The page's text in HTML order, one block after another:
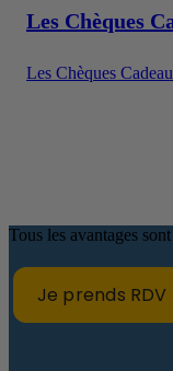
en argent.
Les Chèques
Les Chèques
Tous les avantages
Je prends RDV